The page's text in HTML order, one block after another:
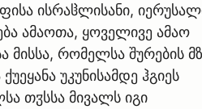
ისრაჱლისანი,
ამაოთა, ყოველივე ამაო
რომელსა შურების
უკუნისამდე ჰგიეს
თჳსსა მივალს იგი